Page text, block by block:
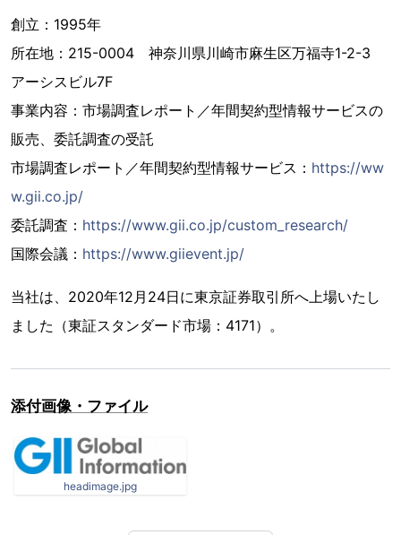
創立：1995年
所在地：215-0004 神奈川県川崎市麻生区万福寺1-2-3
アーシスビル7F
事業内容：市場調査レポート／年間契約型情報サービスの
販売、委託調査の受託
市場調査レポート／年間契約型情報サービス： https://ww
w.gii.co.jp/
委託調査： https://www.gii.co.jp/custom_research/
国際会議： https://www.giievent.jp/
当社は、2020年12月24日に東京証券取引所へ上場いたし
ました（東証スタンダード市場：4171）。
添付画像・ファイル
headimage.jpg